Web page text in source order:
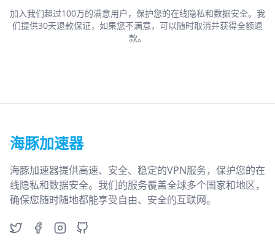
加入我们超过100万的满意用户，保护您的在线隐私和数据安全。我
们提供30天退款保证，如果您不满意，可以随时取消并获得全额退
款。
海豚加速器
海豚加速器提供高速、安全、稳定的VPN服务，保护您的在
线隐私和数据安全。我们的服务覆盖全球多个国家和地区，
确保您随时随地都能享受自由、安全的互联网。
TwitterFacebookInstagram
GitHub